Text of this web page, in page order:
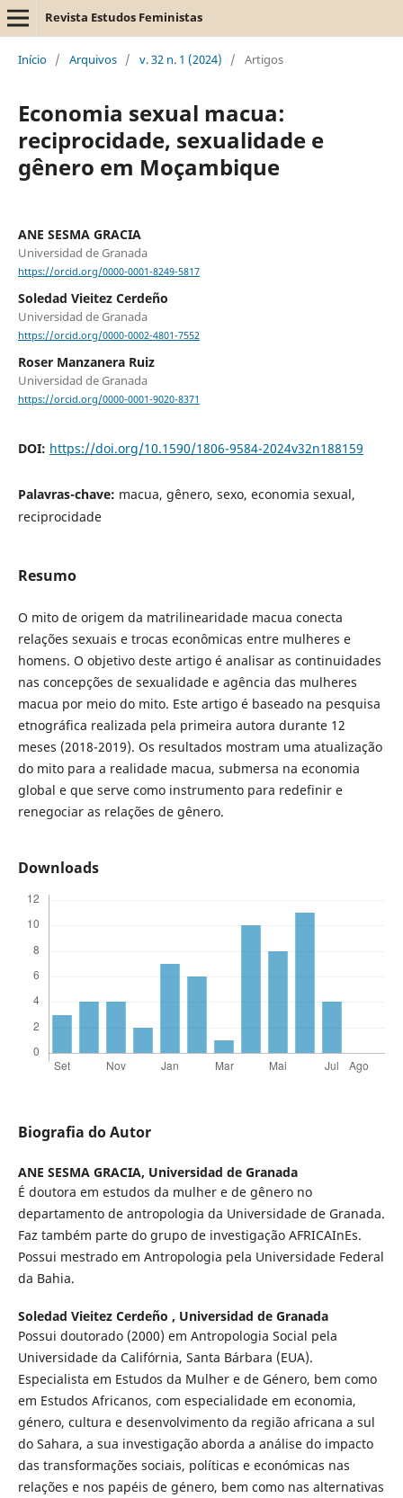
Revista Estudos Feministas
Início / Arquivos / v. 32 n. 1 (2024) / Artigos
Economia sexual macua:
reciprocidade, sexualidade e
gênero em Moçambique
ANE SESMA GRACIA
Universidad de Granada
https://orcid.org/0000-0001-8249-5817
Soledad Vieitez Cerdeño
Universidad de Granada
https://orcid.org/0000-0002-4801-7552
Roser Manzanera Ruiz
Universidad de Granada
https://orcid.org/0000-0001-9020-8371
DOI: https://doi.org/10.1590/1806-9584-2024v32n188159
Palavras-chave: macua, gênero, sexo, economia sexual,
reciprocidade
Resumo
O mito de origem da matrilinearidade macua conecta
relações sexuais e trocas econômicas entre mulheres e
homens. O objetivo deste artigo é analisar as continuidades
nas concepções de sexualidade e agência das mulheres
macua por meio do mito. Este artigo é baseado na pesquisa
etnográfica realizada pela primeira autora durante 12
meses (2018-2019). Os resultados mostram uma atualização
do mito para a realidade macua, submersa na economia
global e que serve como instrumento para redefinir e
renegociar as relações de gênero.
Downloads
Biografia do Autor
ANE SESMA GRACIA, Universidad de Granada
É doutora em estudos da mulher e de gênero no
departamento de antropologia da Universidade de Granada.
Faz também parte do grupo de investigação AFRICAInEs.
Possui mestrado em Antropologia pela Universidade Federal
da Bahia.
Soledad Vieitez Cerdeño , Universidad de Granada
Possui doutorado (2000) em Antropologia Social pela
Universidade da Califórnia, Santa Bárbara (EUA).
Especialista em Estudos da Mulher e de Género, bem como
em Estudos Africanos, com especialidade em economia,
género, cultura e desenvolvimento da região africana a sul
do Sahara, a sua investigação aborda a análise do impacto
das transformações sociais, políticas e económicas nas
relações e nos papéis de género, bem como nas alternativas